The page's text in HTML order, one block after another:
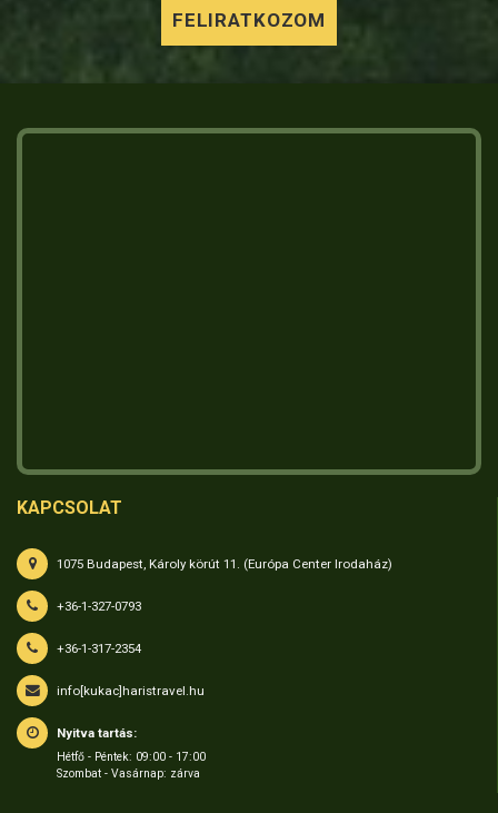
KAPCSOLAT
1075 Budapest, Károly körút 11. (Európa Center Irodaház)
+36-1-327-0793
+36-1-317-2354
info[kukac]haristravel.hu
Nyitva tartás:
Hétfő - Péntek: 09:00 - 17:00
Szombat - Vasárnap: zárva